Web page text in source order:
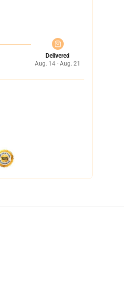
Delivered
Aug. 14 - Aug. 21